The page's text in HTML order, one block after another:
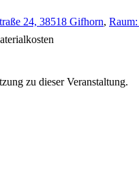
24, 38518 Gifhorn,
zu dieser Veranstaltung.